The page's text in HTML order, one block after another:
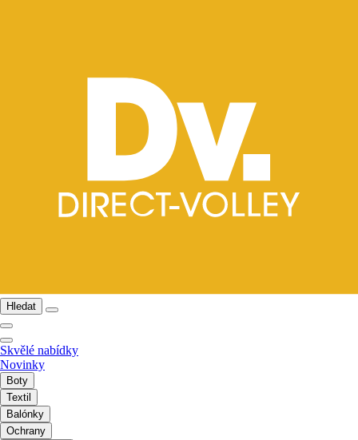
Hledat
Skvělé nabídky
Novinky
Boty
Textil
Balónky
Ochrany